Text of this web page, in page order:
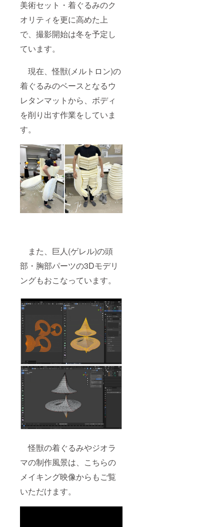
美術セット・着ぐるみのク
オリティを更に高めた上
で、撮影開始は冬を予定し
ています。
現在、怪獣(メルトロン)の
着ぐるみのベースとなるウ
レタンマットから、ボディ
を削り出す作業をしていま
す。
また、巨人(ゲレル)の頭
部・胸部パーツの3Dモデリ
ングもおこなっています。
怪獣の着ぐるみやジオラ
マの制作風景は、こちらの
メイキング映像からもご覧
いただけます。